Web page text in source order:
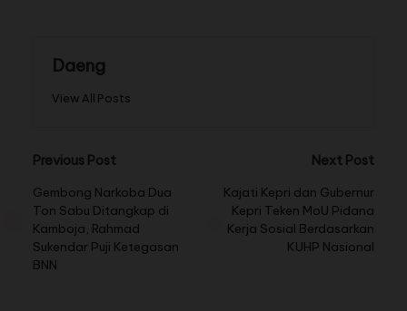
Daeng
View All Posts
Previous Post
Gembong Narkoba Dua
Ton Sabu Ditangkap di
Kamboja, Rahmad
Sukendar Puji Ketegasan
BNN
Next Post
Kajati Kepri dan Gubernur
Kepri Teken MoU Pidana
Kerja Sosial Berdasarkan
KUHP Nasional